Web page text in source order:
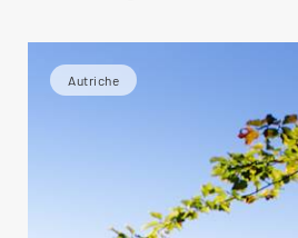
Autriche